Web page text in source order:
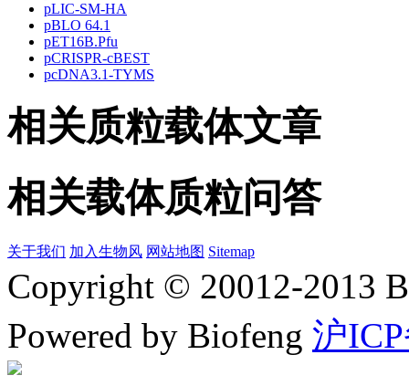
pLIC-SM-HA
pBLO 64.1
pET16B.Pfu
pCRISPR-cBEST
pcDNA3.1-TYMS
相关质粒载体文章
相关载体质粒问答
关于我们 加入生物风 网站地图 Sitemap
Copyright © 20012-2013
Powered by Biofeng 沪